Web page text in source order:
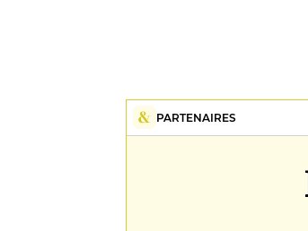
PARTENAIRES